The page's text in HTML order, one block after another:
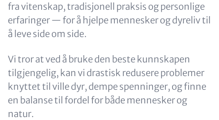
fra vitenskap, tradisjonell praksis og personlige
erfaringer — for å hjelpe mennesker og dyreliv til
å leve side om side.
Vi tror at ved å bruke den beste kunnskapen
tilgjengelig, kan vi drastisk redusere problemer
knyttet til ville dyr, dempe spenninger, og finne
en balanse til fordel for både mennesker og
natur.